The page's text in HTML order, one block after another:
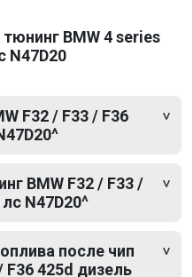
BMW 4 series
N47D20
F32 / F33 / F36
BMW F32 / F33 /
N47D20^
после чип
F36 425d дизель